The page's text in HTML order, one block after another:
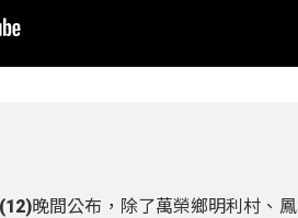
晚間公布，除了萬榮鄉明利村、